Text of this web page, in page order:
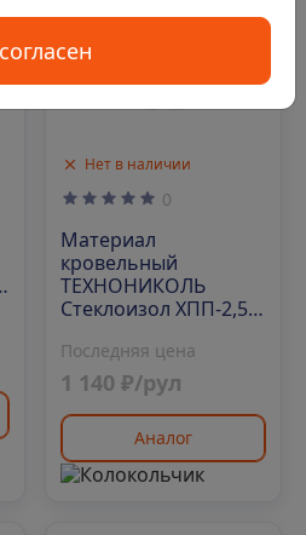
Нет в наличии
0
Материал
кровельный
ТЕХНОНИКОЛЬ
Стеклоизол ХПП-2,5,
Последняя цена
1 140 ₽/рул
Аналог